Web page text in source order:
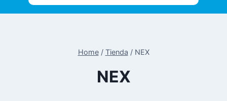
Home / Tienda / NEX
NEX